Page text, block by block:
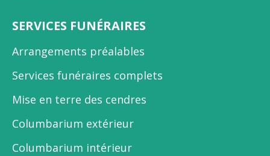
SERVICES FUNÉRAIRES
Arrangements préalables
Services funéraires complets
Mise en terre des cendres
Columbarium extérieur
Columbarium intérieur